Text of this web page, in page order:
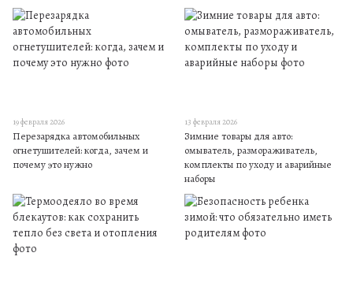
19 февраля 2026
Перезарядка автомобильных
огнетушителей: когда, зачем и
почему это нужно
13 февраля 2026
Зимние товары для авто:
омыватель, размораживатель,
комплекты по уходу и аварийные
наборы